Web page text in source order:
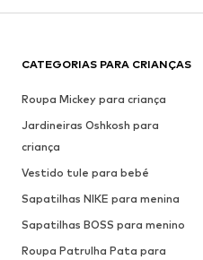
CATEGORIAS PARA CRIANÇAS
Roupa Mickey para criança
Jardineiras Oshkosh para
criança
Vestido tule para bebé
Sapatilhas NIKE para menina
Sapatilhas BOSS para menino
Roupa Patrulha Pata para